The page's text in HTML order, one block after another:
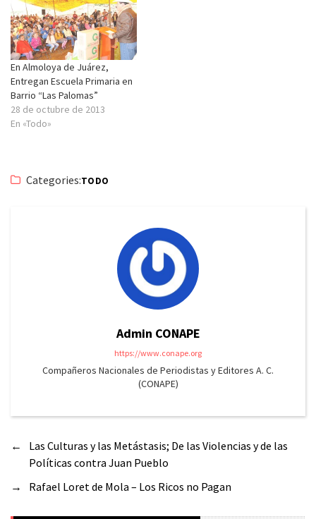
En Almoloya de Juárez,
Entregan Escuela Primaria en
Barrio “Las Palomas”
28 de octubre de 2013
En «Todo»
Categories:TODO
Admin CONAPE
https://www.conape.org
Compañeros Nacionales de Periodistas y Editores A. C.
(CONAPE)
←
Las Culturas y las Metástasis; De las Violencias y de las
Políticas contra Juan Pueblo
→
Rafael Loret de Mola – Los Ricos no Pagan